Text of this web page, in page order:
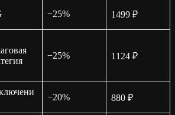
−25% 1499 ₽
−25% 1124 ₽
−20% 880 ₽